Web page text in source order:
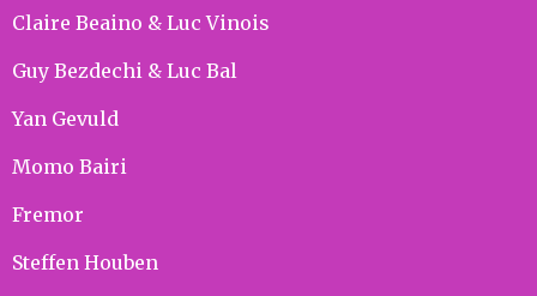
Claire Beaino & Luc Vinois
Guy Bezdechi & Luc Bal
Yan Gevuld
Momo Bairi
Fremor
Steffen Houben